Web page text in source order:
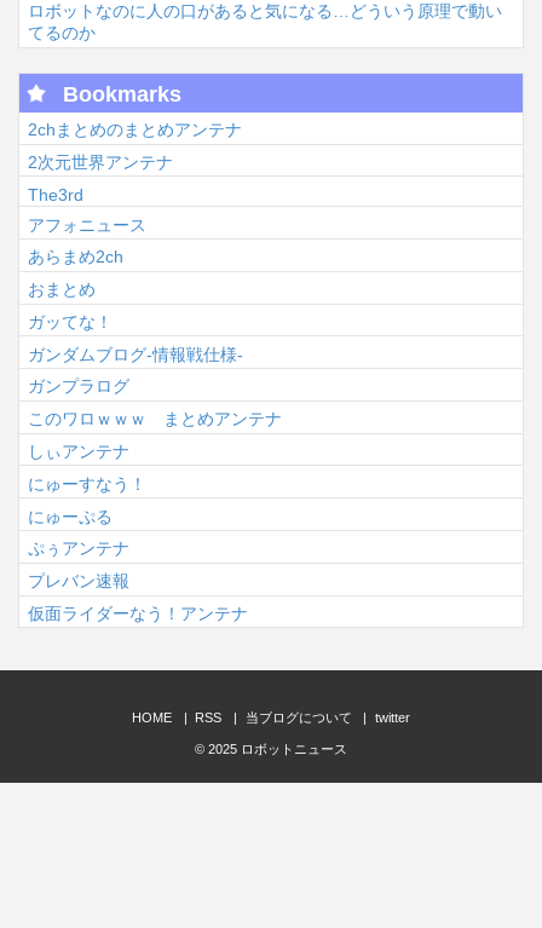
ロボットなのに人の口があると気になる…どういう原理で動い
てるのか
Bookmarks
2chまとめのまとめアンテナ
2次元世界アンテナ
The3rd
アフォニュース
あらまめ2ch
おまとめ
ガッてな！
ガンダムブログ-情報戦仕様-
ガンプラログ
このワロｗｗｗ まとめアンテナ
しぃアンテナ
にゅーすなう！
にゅーぷる
ぷぅアンテナ
プレバン速報
仮面ライダーなう！アンテナ
HOME RSS 当ブログについて twitter
© 2025 ロボットニュース